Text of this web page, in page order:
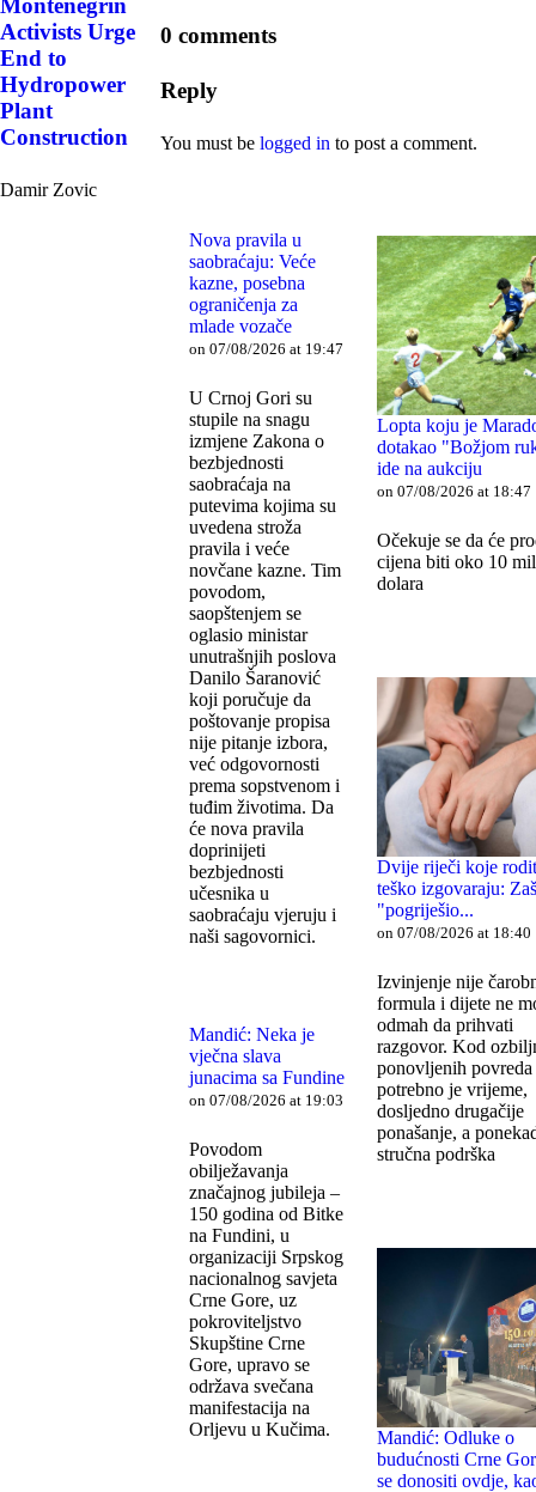
Montenegrin
Activists Urge
End to
Hydropower
Plant
Construction
Damir Zovic
0 comments
Reply
You must belogged in to post a comment.
Nova pravila u
saobraćaju: Veće
kazne, posebna
ograničenja za
mlade vozače
on 07/08/2026 at 19:47
U Crnoj Gori su
stupile na snagu
izmjene Zakona o
bezbjednosti
saobraćaja na
putevima kojima su
uvedena stroža
pravila i veće
novčane kazne. Tim
povodom,
saopštenjem se
oglasio ministar
unutrašnjih poslova
Danilo Šaranović
koji poručuje da
poštovanje propisa
nije pitanje izbora,
već odgovornosti
prema sopstvenom i
tuđim životima. Da
će nova pravila
doprinijeti
bezbjednosti
učesnika u
saobraćaju vjeruju i
naši sagovornici.
Mandić: Neka je
vječna slava
junacima sa Fundine
on 07/08/2026 at 19:03
Povodom
obilježavanja
značajnog jubileja –
150 godina od Bitke
na Fundini, u
organizaciji Srpskog
nacionalnog savjeta
Crne Gore, uz
pokroviteljstvo
Skupštine Crne
Gore, upravo se
održava svečana
manifestacija na
Orljevu u Kučima.
Lopta koju je
dotakao "Božjom
ide na aukciju
on 07/08/2026 at 18:47
Očekuje se da će
cijena biti oko 10
dolara
Dvije riječi koje
teško izgovaraju:
"pogriješio...
on 07/08/2026 at 18:40
Izvinjenje nije
formula i dijete ne
odmah da prihvati
razgovor. Kod
ponovljenih povreda
potrebno je vrijeme,
dosljedno drugačije
ponašanje, a
stručna podrška
Mandić: Odluke o
budućnosti Crne
se donositi ovdje,